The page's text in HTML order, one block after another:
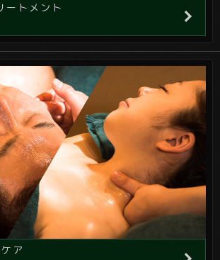
ートメント
ア